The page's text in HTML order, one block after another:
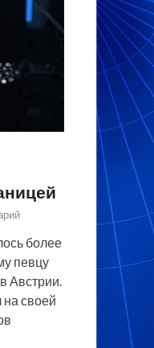
более
певцу
Австрии.
на своей